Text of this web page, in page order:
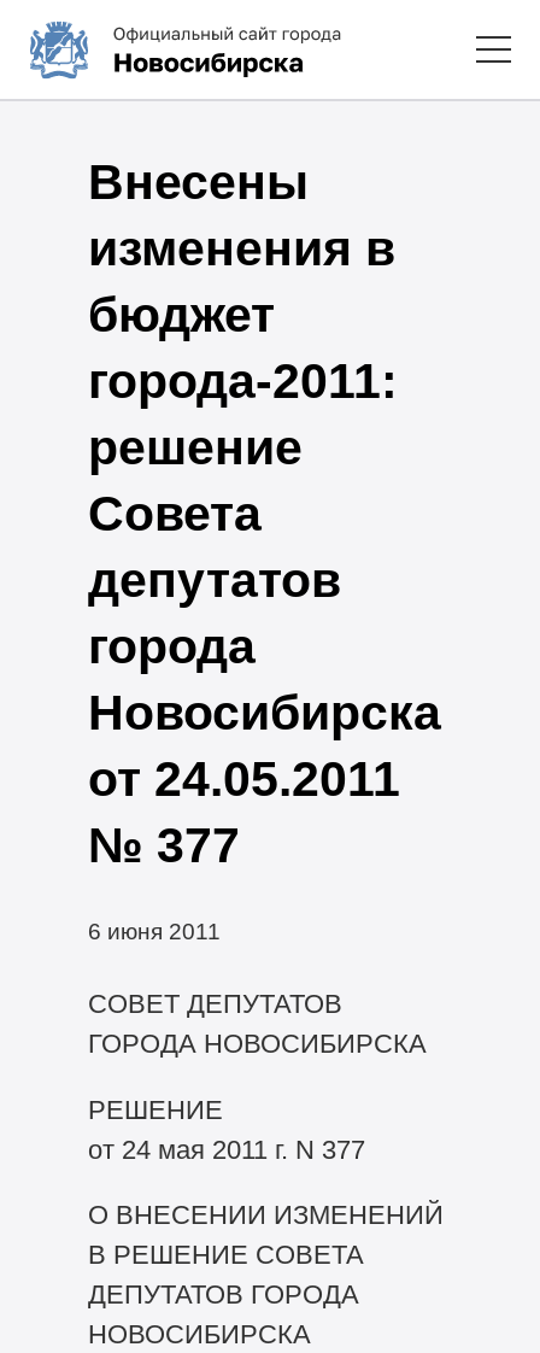
Внесены
изменения в
бюджет
города-2011:
решение
Совета
депутатов
города
Новосибирска
от 24.05.2011
№ 377
6 июня 2011
СОВЕТ ДЕПУТАТОВ
ГОРОДА НОВОСИБИРСКА
РЕШЕНИЕ
от 24 мая 2011 г. N 377
О ВНЕСЕНИИ ИЗМЕНЕНИЙ
В РЕШЕНИЕ СОВЕТА
ДЕПУТАТОВ ГОРОДА
НОВОСИБИРСКА